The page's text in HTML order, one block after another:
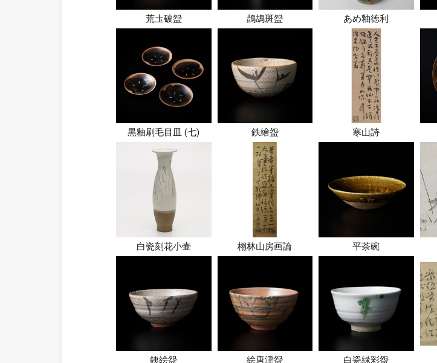
荒圡破盌 鵲鴣斑盌 あめ釉徳利
黒釉刷毛目皿 (七) 鉄繪盌 寒山詩
白瓷刻花小壷 栩林山房画論 平茶碗
銕絵盌 絵唐津盌 白瓷緑彩盌